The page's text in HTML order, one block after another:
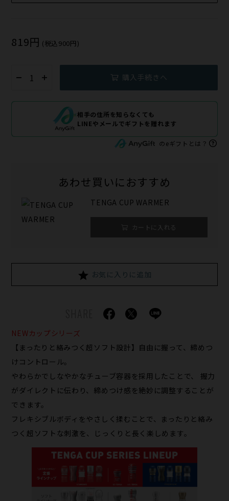
819円 (税込900円)
購入手続きへ
相手の住所を知らなくても
LINEやメールでギフトを贈れます
のeギフトとは？
あわせ買いにおすすめ
TENGA CUP WARMER
お気に入りに追加
NEWカップシリーズ
【まったりと絡みつく超ソフト設計】自由に握って、締めつ
けコントロール。
やわらかでしなやかなチューブ容器を採用したことで、 握力
がダイレクトに伝わり、締めつけ感を絶妙に調整することが
できます。
フレキシブルボディをやさしく揉むことで、まったりと絡み
つく超ソフトな刺激を、じっくりと長く楽しめます。